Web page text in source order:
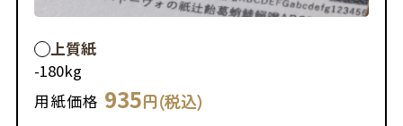
上質紙
-180kg
用紙価格 935円(税込)